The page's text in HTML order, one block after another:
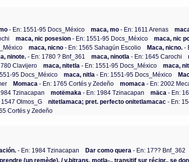
- En: 1551-95 Docs_México maca, mo - En: 1611 Arenas
maca, nic posesion - En: 1551-95 Docs_México maca, nic
maca, nicno - En: 1565 Sahagún Escolio Maca, nicno. -
ninote. - En: 1780 ? Bnf_361 maca, ninotla - En: 1645 Carochi
Clavijero maca, nitetla - En: 1551-95 Docs_México maca,
95 Docs_México maca, nitla - En: 1551-95 Docs_México
Momaca - En: 1765 Cortés y Zedeño momaca - En: 2002
Tzinacapan motëmaka - En: 1984 Tzinacapan mäca - En:
1547 Olmos_G nitetlamaca; pret. perfecto onitetlamacac - En:
Cortés y Zedeño
- En: 1984 Tzinacapan Dar como quera - En: 17?? Bnf_362
(un remède). / v.bitrans. motla-., transitif sur récipr., se